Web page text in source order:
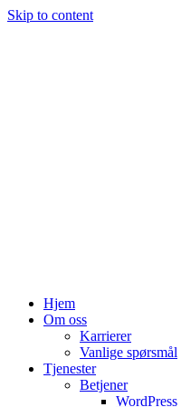
Skip to content
Hjem
Om oss
Karrierer
Vanlige spørsmål
Tjenester
Betjener
WordPress